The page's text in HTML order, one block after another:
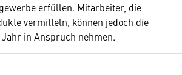
erfüllen. Mitarbeiter, die
vermitteln, können jedoch die
in Anspruch nehmen.